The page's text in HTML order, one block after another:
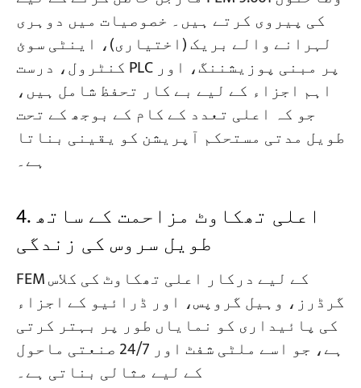
کی پیروی کرتے ہیں۔ خصوصیات میں دوہری
لہرانے والے بریک (اختیاری)، اینٹی سوئ
کنٹرول، درست PLC پر مبنی پوزیشننگ، اور
اہم اجزاء کے لیے بے کار تحفظ شامل ہیں،
جو کہ اعلی تعدد کے کام کے بوجھ کے تحت
طویل مدتی مستحکم آپریشن کو یقینی بناتا
ہے۔
4. اعلی تھکاوٹ مزاحمت کے ساتھ
طویل سروس کی زندگی
FEM کے لیے درکار اعلی تھکاوٹ کی کلاس
گرڈرز، وہیل گروپس، اور ڈرائیو کے اجزاء
کی پائیداری کو نمایاں طور پر بہتر کرتی
ہے، جو اسے ملٹی شفٹ اور 24/7 صنعتی ماحول
کے لیے مثالی بناتی ہے۔